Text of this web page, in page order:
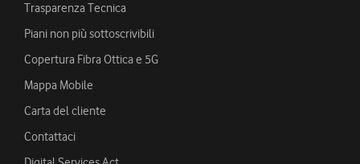
Trasparenza Tecnica
Piani non più sottoscrivibili
Copertura Fibra Ottica e 5G
Mappa Mobile
Carta del cliente
Contattaci